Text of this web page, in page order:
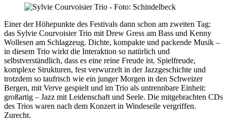
Einer der Höhepunkte des Festivals dann schon am zweiten Tag:
das Sylvie Courvoisier Trio mit Drew Gress am Bass und Kenny
Wollesen am Schlagzeug. Dichte, kompakte und packende Musik –
in diesem Trio wirkt die Interaktion so natürlich und
selbstverständlich, dass es eine reine Freude ist. Spielfreude,
komplexe Strukturen, fest verwurzelt in der Jazzgeschichte und
trotzdem so taufrisch wie ein junger Morgen in den Schweizer
Bergen, mit Verve gespielt und im Trio als untrennbare Einheit:
großartig – Jazz mit Leidenschaft und Seele. Die mitgebrachten CDs
des Trios waren nach dem Konzert in Windeseile vergriffen.
Zurecht.